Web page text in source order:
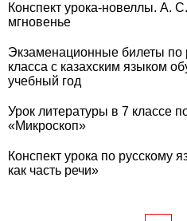
Конспект урока-новеллы. А.
мгновенье
Экзаменационные билеты по
класса с казахским языком
учебный год
Урок литературы в 7 классе
«Микроскоп»
Конспект урока по русскому
как часть речи»